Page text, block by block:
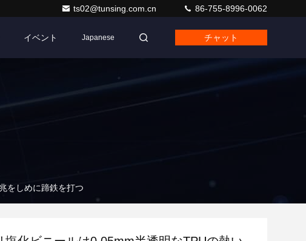
ts02@tunsing.com.cn 86-755-8996-0062
イベント Japanese チャット
をしめに蹄鉄を打つ